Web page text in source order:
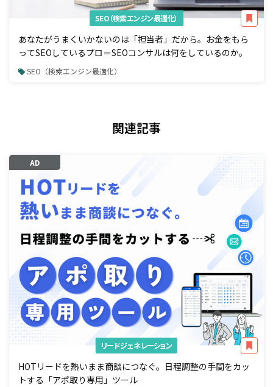
SEO（検索エンジン最適化）
あなたがうまくいかないのは「担当者」だから。お金をもら
ってSEOしているプロ＝SEOコンサルは何をしているのか。
SEO（検索エンジン最適化）
関連記事
AD
リードジェネレーション
HOTリードを熱いまま商談につなぐ。日程調整の手間をカッ
トする「アポ取り専用」ツール